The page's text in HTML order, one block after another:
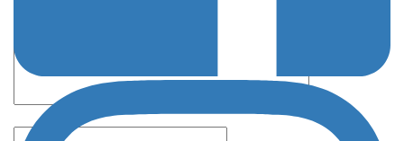
Nome *